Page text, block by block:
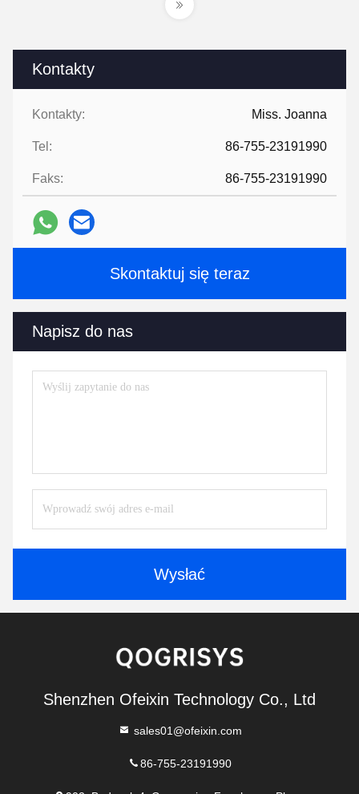
Kontakty
Kontakty: Miss. Joanna
Tel: 86-755-23191990
Faks: 86-755-23191990
Skontaktuj się teraz
Napisz do nas
Wysłać
Shenzhen Ofeixin Technology Co., Ltd
sales01@ofeixin.com
86-755-23191990